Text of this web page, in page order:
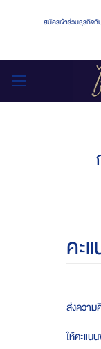
สมัครเข้าร่วมธุรกิจ
คะ
ส่งความ
ให้คะแน